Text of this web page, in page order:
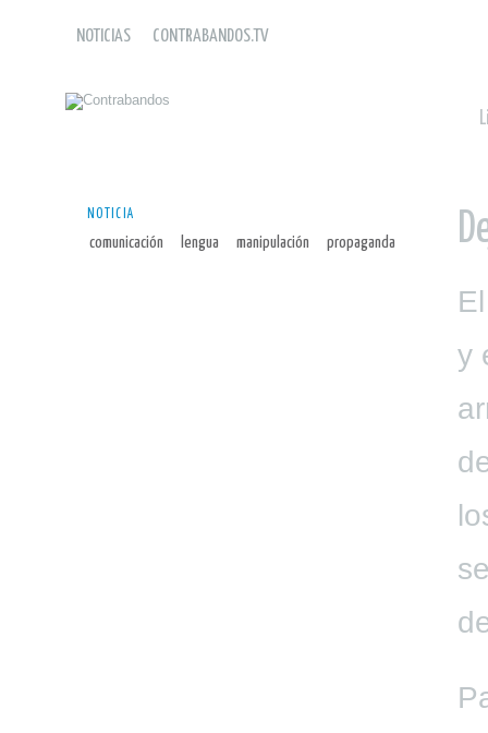
NOTICIAS CONTRABANDOS.TV
NOTICIA
comunicación lengua manipulación propaganda
y